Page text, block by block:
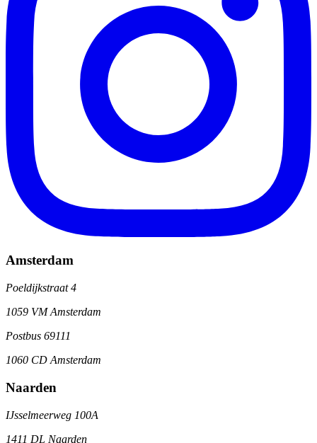
Amsterdam
Poeldijkstraat 4
1059 VM Amsterdam
Postbus 69111
1060 CD Amsterdam
Naarden
IJsselmeerweg 100A
1411 DL Naarden